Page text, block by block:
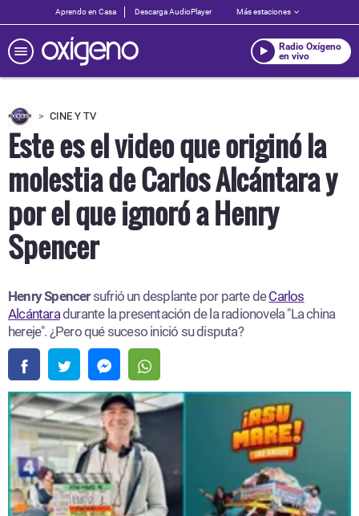
Aprendo en Casa Descarga AudioPlayer Más estaciones
Radio Oxígeno
en vivo
CINE Y TV
Este es el video que originó la
molestia de Carlos Alcántara y
por el que ignoró a Henry
Spencer
Henry Spencersufrió un desplante por parte deCarlos
Alcántaradurante la presentación de la radionovela "La china
hereje". ¿Pero qué suceso inició su disputa?